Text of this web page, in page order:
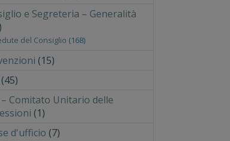
e Segreteria – Generalità
del Consiglio (168)
(15)
(45)
– Comitato Unitario delle
(1)
d'ufficio (7)